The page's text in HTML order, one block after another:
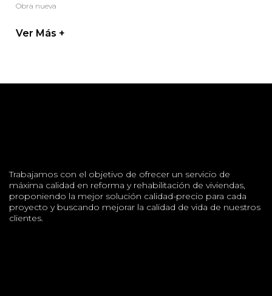
Obra nueva
Ver Más +
Trabajamos con el objetivo de ofrecer un servicio de
máxima calidad en reforma y rehabilitación de viviendas,
proponiendo la mejor solución calidad-precio para cada
proyecto y buscando mejorar la calidad de vida de nuestros
clientes.